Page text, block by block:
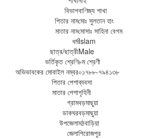
বিভাগবাণিজ্য শাখা
পিতার নামমোঃ সুলতান হাং
মাতার নামমোসাঃ সাহিনা বেগম
ধর্মIslam
ছাত্র/ছাত্রীMale
ভর্তিকৃত শ্রেণি৮ম শ্রেণী
অভিভাবকের মোবাইল নম্বর০১৭৮৮-৭৯৪১৩৮
পিতার পেশাব্যবসা
মাতার পেশাগৃহিনী
গ্রামবড়মাছুয়া
ডাকঘরবড়মাছুয়া
উপজেলামঠবাড়িয়া
জেলাপিরোজপুর